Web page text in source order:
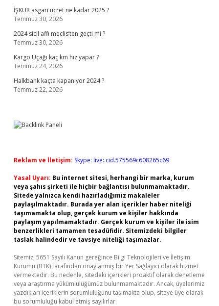
İŞKUR asgari ücret ne kadar 2025 ?
Temmuz 30, 2026
2024 sicil affı meclis’ten geçti mi ?
Temmuz 30, 2026
Kargo Uçağı kaç km hız yapar ?
Temmuz 24, 2026
Halkbank kaçta kapanıyor 2024 ?
Temmuz 22, 2026
Reklam ve İletişim: Skype: live:.cid.575569c608265c69
Yasal Uyarı: Bu internet sitesi, herhangi bir marka, kurum
veya şahıs şirketi ile hiçbir bağlantısı bulunmamaktadır.
Sitede yalnızca kendi hazırladığımız makaleler
paylaşılmaktadır. Burada yer alan içerikler haber niteliği
taşımamakta olup, gerçek kurum ve kişiler hakkında
paylaşım yapılmamaktadır. Gerçek kurum ve kişiler ile isim
benzerlikleri tamamen tesadüfidir. Sitemizdeki bilgiler
taslak halindedir ve tavsiye niteliği taşımazlar.
Sitemiz, 5651 Sayılı Kanun gereğince Bilgi Teknolojileri ve İletişim
Kurumu (BTK) tarafından onaylanmış bir Yer Sağlayıcı olarak hizmet
vermektedir. Bu nedenle, sitedeki içerikleri proaktif olarak denetleme
veya araştırma yükümlülüğümüz bulunmamaktadır. Ancak, üyelerimiz
yazdıkları içeriklerin sorumluluğunu taşımakta olup, siteye üye olarak
bu sorumluluğu kabul etmiş sayılırlar.